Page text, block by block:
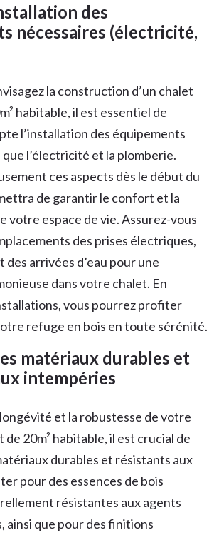
des
nécessaires (électricité,
la construction d’un chalet
habitable, il est essentiel de
l’installation des équipements
l’électricité et la plomberie.
ces aspects dès le début du
de garantir le confort et la
votre espace de vie. Assurez-vous
des prises électriques,
des arrivées d’eau pour une
dans votre chalet. En
vous pourrez profiter
refuge en bois en toute sérénité.
matériaux durables et
intempéries
et la robustesse de votre
de 20m² habitable, il est crucial de
durables et résistants aux
pour des essences de bois
résistantes aux agents
ainsi que pour des finitions